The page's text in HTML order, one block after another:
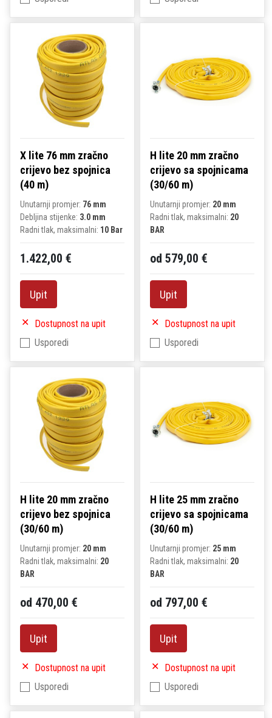
X lite 76 mm zračno
crijevo bez spojnica
(40 m)
Unutarnji promjer: 76 mm
Debljina stijenke: 3.0 mm
Radni tlak, maksimalni: 10 Bar
1.422,00 €
Upit
Dostupnost na upit
Usporedi
H lite 20 mm zračno
crijevo sa spojnicama
(30/60 m)
Unutarnji promjer: 20 mm
Radni tlak, maksimalni: 20
BAR
od 579,00 €
Upit
Dostupnost na upit
Usporedi
H lite 20 mm zračno
crijevo bez spojnica
(30/60 m)
Unutarnji promjer: 20 mm
Radni tlak, maksimalni: 20
BAR
od 470,00 €
Upit
Dostupnost na upit
Usporedi
H lite 25 mm zračno
crijevo sa spojnicama
(30/60 m)
Unutarnji promjer: 25 mm
Radni tlak, maksimalni: 20
BAR
od 797,00 €
Upit
Dostupnost na upit
Usporedi